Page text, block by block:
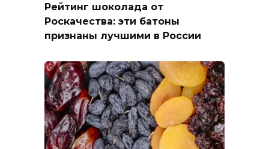
Рейтинг шоколада от
Роскачества: эти батоны
признаны лучшими в России